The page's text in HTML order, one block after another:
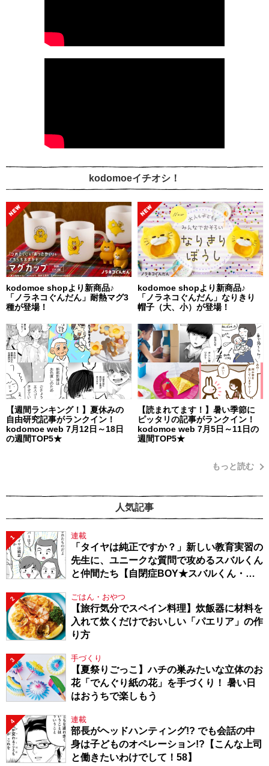
kodomoeイチオシ！
kodomoe shopより新商品♪
「ノラネコぐんだん」耐熱マグ3
種が登場！
kodomoe shopより新商品♪
「ノラネコぐんだん」なりきり
帽子（大、小）が登場！
【週間ランキング！】夏休みの
自由研究記事がランクイン！
kodomoe web 7月12日～18日
の週間TOP5★
【読まれてます！】暑い季節に
ピッタリの記事がランクイン！
kodomoe web 7月5日～11日の
週間TOP5★
もっと読む
人気記事
1 連載
「タイヤは純正ですか？」新しい教育実習の
先生に、ユニークな質問で攻めるスバルくん
と仲間たち【自閉症BOY★スバルくん・
2 ごはん・おやつ
【旅行気分でスペイン料理】炊飯器に材料を
入れて炊くだけでおいしい「パエリア」の作
り方
3 手づくり
【夏祭りごっこ】ハチの巣みたいな立体のお
花「でんぐり紙の花」を手づくり！ 暑い日
はおうちで楽しもう
4 連載
部長がヘッドハンティング!? でも会話の中
身は子どものオペレーション!?【こんな上司
と働きたいわけでして！58】